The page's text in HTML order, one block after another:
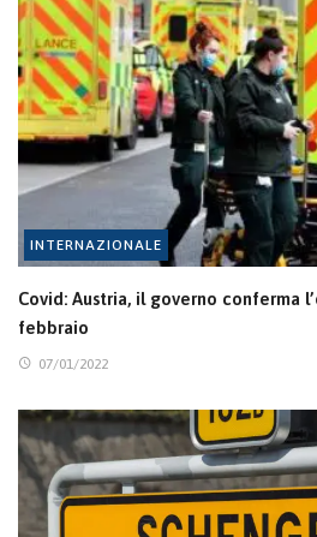
INTERNAZIONALE
Covid: Austria, il governo conferma
febbraio
07/01/2022